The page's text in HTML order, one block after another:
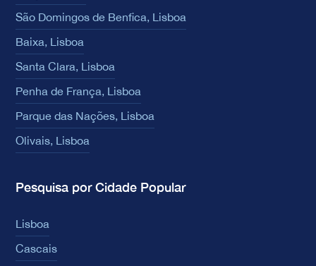
São Domingos de Benfica, Lisboa
Baixa, Lisboa
Santa Clara, Lisboa
Penha de França, Lisboa
Parque das Nações, Lisboa
Olivais, Lisboa
Pesquisa por Cidade Popular
Lisboa
Cascais